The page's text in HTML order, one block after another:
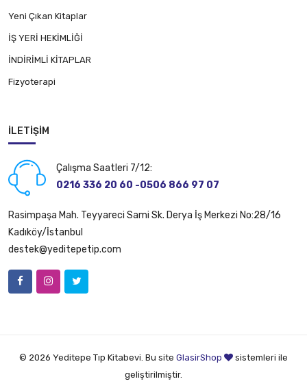
Yeni Çıkan Kitaplar
İŞ YERİ HEKİMLİĞİ
İNDİRİMLİ KİTAPLAR
Fizyoterapi
İLETIŞIM
Çalışma Saatleri 7/12:
0216 336 20 60 -0506 866 97 07
Rasimpaşa Mah. Teyyareci Sami Sk. Derya İş Merkezi No:28/16
Kadıköy/İstanbul
destek@yeditepetip.com
© 2026 Yeditepe Tıp Kitabevi. Bu site GlasirShop
sistemleri ile
geliştirilmiştir.